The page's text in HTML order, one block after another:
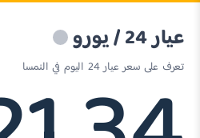
عيار 24 / يورو
تعرف على سعر عيار 24 اليوم في النمسا